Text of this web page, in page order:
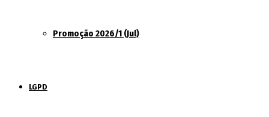
Promoção 2026/1 (Jul)
LGPD